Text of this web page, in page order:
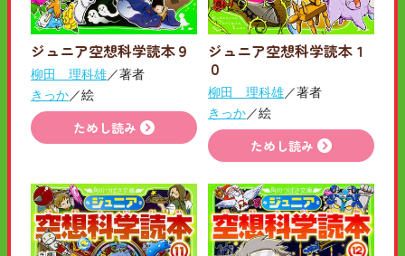
ジュニア空想科学読本９
柳田 理科雄／著者
きっか／絵
ためし読み
ジュニア空想科学読本１
０
柳田 理科雄／著者
きっか／絵
ためし読み